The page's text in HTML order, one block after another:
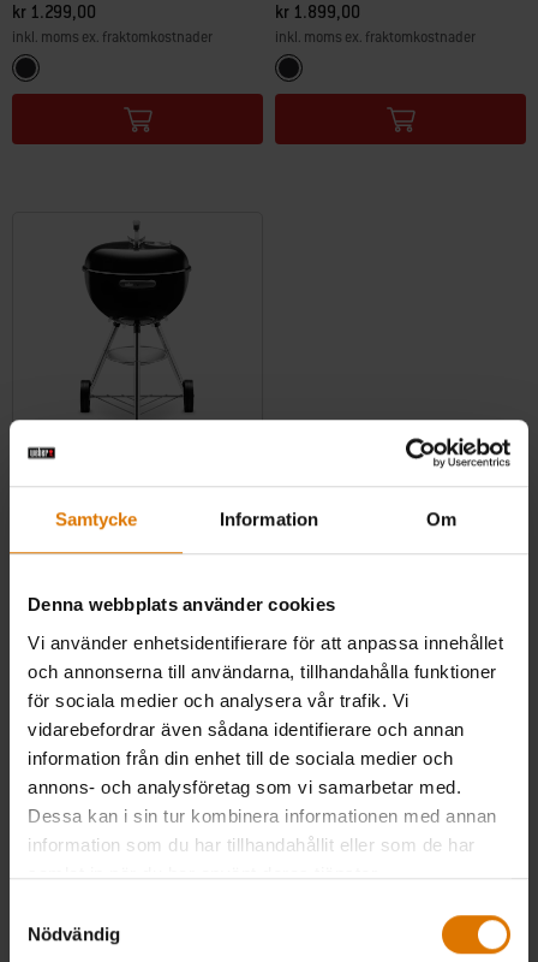
Samtycke Information Om
Denna webbplats använder cookies
Vi använder enhetsidentifierare för att anpassa innehållet
och annonserna till användarna, tillhandahålla funktioner
för sociala medier och analysera vår trafik. Vi
vidarebefordrar även sådana identifierare och annan
information från din enhet till de sociala medier och
annons- och analysföretag som vi samarbetar med.
Dessa kan i sin tur kombinera informationen med annan
information som du har tillhandahållit eller som de har
samlat in när du har använt deras tjänster.
Nödvändig
kr 1.299,00
inkl. moms ex. fraktomkostnader
Color Options
Svart
kr 1.899,00
inkl. moms ex. fraktomkostnader
Color Options
Svart
Bar-B-Kettle Kolgrill 47 cm